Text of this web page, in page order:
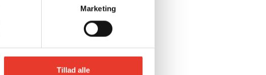
Marketing
Tillad alle